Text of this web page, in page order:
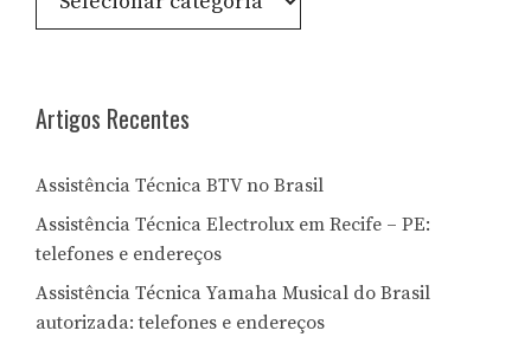
Artigos Recentes
Assistência Técnica BTV no Brasil
Assistência Técnica Electrolux em Recife – PE:
telefones e endereços
Assistência Técnica Yamaha Musical do Brasil
autorizada: telefones e endereços